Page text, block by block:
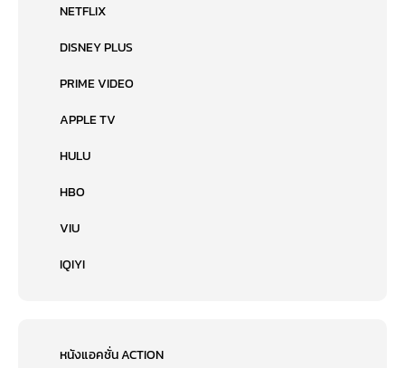
NETFLIX
DISNEY PLUS
PRIME VIDEO
APPLE TV
HULU
HBO
VIU
IQIYI
หนังแอคชั่น ACTION